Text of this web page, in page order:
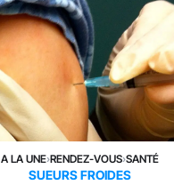
A LA UNE›RENDEZ-VOUS›SANTÉ
SUEURS FROIDES